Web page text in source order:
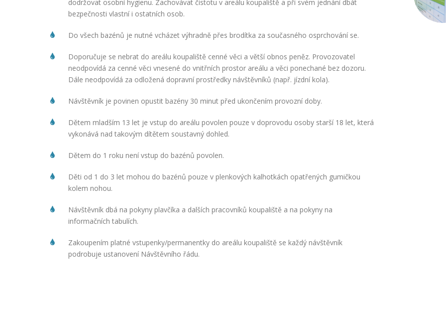
dodržovat osobní hygienu. Zachovávat čistotu v areálu koupaliště a při svém jednání dbát
bezpečnosti vlastní i ostatních osob.
Do všech bazénů je nutné vcházet výhradně přes brodítka za současného osprchování se.
Doporučuje se nebrat do areálu koupaliště cenné věci a větší obnos peněz. Provozovatel
neodpovídá za cenné věci vnesené do vnitřních prostor areálu a věci ponechané bez dozoru.
Dále neodpovídá za odložená dopravní prostředky návštěvníků (např. jízdní kola).
Návštěvník je povinen opustit bazény 30 minut před ukončením provozní doby.
Dětem mladším 13 let je vstup do areálu povolen pouze v doprovodu osoby starší 18 let, která
vykonává nad takovým dítětem soustavný dohled.
Dětem do 1 roku není vstup do bazénů povolen.
Děti od 1 do 3 let mohou do bazénů pouze v plenkových kalhotkách opatřených gumičkou
kolem nohou.
Návštěvník dbá na pokyny plavčíka a dalších pracovníků koupaliště a na pokyny na
informačních tabulích.
Zakoupením platné vstupenky/permanentky do areálu koupaliště se každý návštěvník
podrobuje ustanovení Návštěvního řádu.